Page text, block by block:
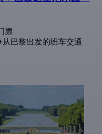
票
巴黎出发的班车交通